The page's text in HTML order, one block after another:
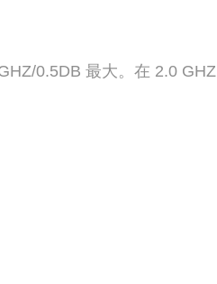
0.5DB 最大。在 2.0 GHZ